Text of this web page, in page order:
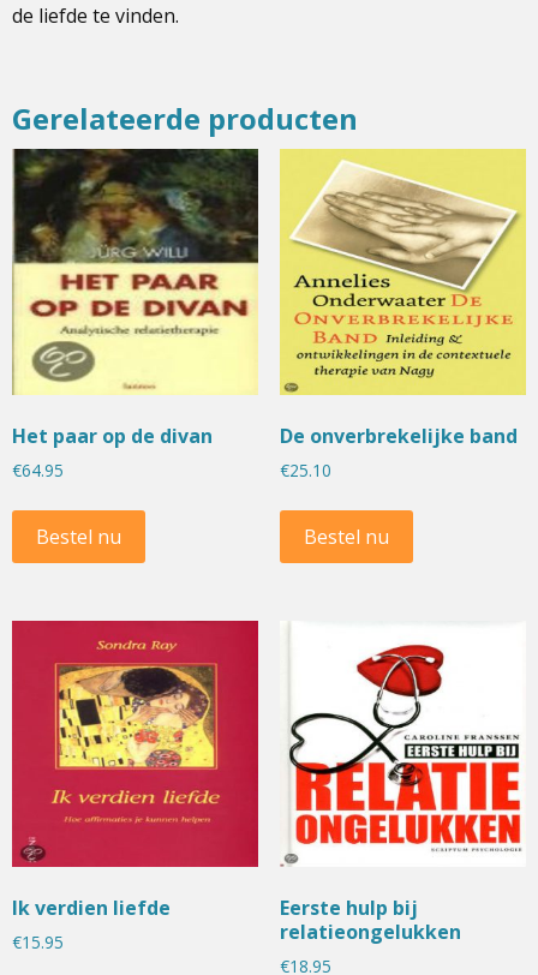
de liefde te vinden.
Gerelateerde producten
Het paar op de divan
€64.95
Bestel nu
De onverbrekelijke band
€25.10
Bestel nu
Ik verdien liefde
€15.95
Eerste hulp bij
relatieongelukken
€18.95